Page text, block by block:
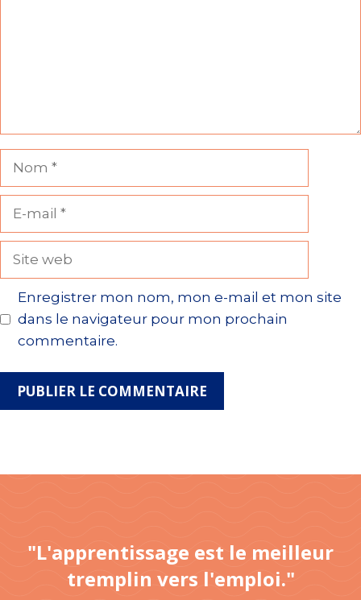
Site
Enregistrer mon nom, mon e-mail et mon site
dans le navigateur pour mon prochain
commentaire.
"L'apprentissage est le meilleur
tremplin vers l'emploi."